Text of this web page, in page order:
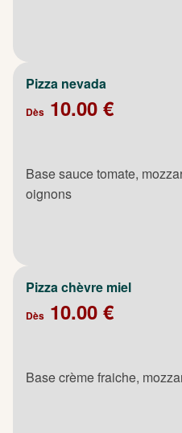
Pizza nevada
Dès 10.00 €
Base sauce tomate,
oignons
Pizza chèvre miel
Dès 10.00 €
Base crème fraiche,